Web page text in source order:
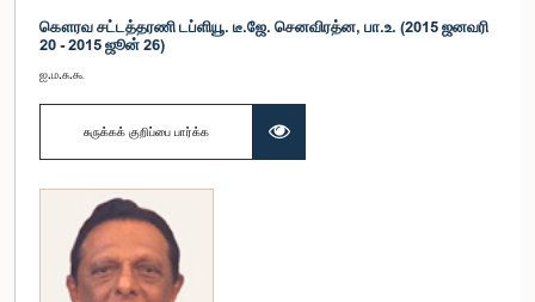
கௌரவ சட்டத்தரணி டப்ளியூ. டீ.ஜே. செனவிரத்ன, பா.உ. (2015 ஜனவரி
20 - 2015 ஜூன் 26)
ஐ.ம.சு.கூ
சுருக்கக் குறிப்பை பார்க்க